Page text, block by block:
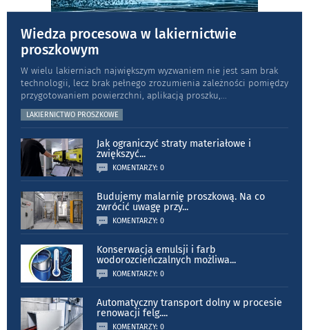
Wiedza procesowa w lakiernictwie
proszkowym
W wielu lakierniach największym wyzwaniem nie jest sam brak
technologii, lecz brak pełnego zrozumienia zależności pomiędzy
przygotowaniem powierzchni, aplikacją proszku,...
LAKIERNICTWO PROSZKOWE
Jak ograniczyć straty materiałowe i
zwiększyć...
KOMENTARZY: 0
Budujemy malarnię proszkową. Na co
zwrócić uwagę przy...
KOMENTARZY: 0
Konserwacja emulsji i farb
wodorozcieńczalnych możliwa...
KOMENTARZY: 0
Automatyczny transport dolny w procesie
renowacji felg....
KOMENTARZY: 0